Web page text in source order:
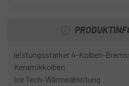
leistungsstarker 4-Kolben-
Keramikkolben
Ice Tech-Wärmeableitung